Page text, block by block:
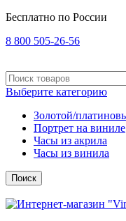
Бесплатно по России
8 800 505-26-56
Выберите категорию
Золотой/
Портрет на виниле
Часы из акрила
Часы из винила
Поиск